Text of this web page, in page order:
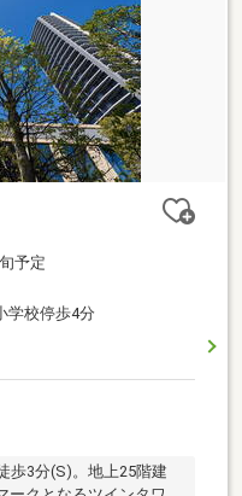
予定
学校停歩4分
歩3分(S)。地上25階建